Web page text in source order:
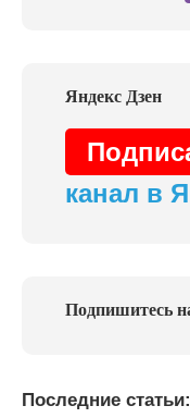
канал в
Подпишитесь
Последние статьи: